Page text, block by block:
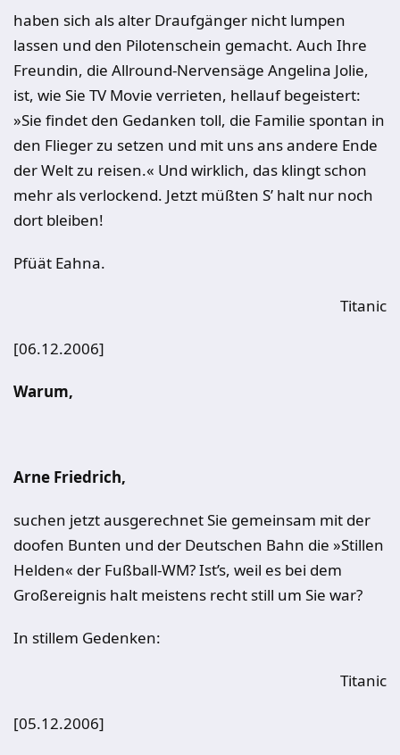
haben sich als alter Draufgänger nicht lumpen
lassen und den Pilotenschein gemacht. Auch Ihre
Freundin, die Allround-Nervensäge Angelina Jolie,
ist, wie Sie TV Movie verrieten, hellauf begeistert:
»Sie findet den Gedanken toll, die Familie spontan in
den Flieger zu setzen und mit uns ans andere Ende
der Welt zu reisen.« Und wirklich, das klingt schon
mehr als verlockend. Jetzt müßten S’ halt nur noch
dort bleiben!
Pfüät Eahna.
Titanic
[06.12.2006]
Warum,
Arne Friedrich,
suchen jetzt ausgerechnet Sie gemeinsam mit der
doofen Bunten und der Deutschen Bahn die »Stillen
Helden« der Fußball-WM? Ist’s, weil es bei dem
Großereignis halt meistens recht still um Sie war?
In stillem Gedenken:
Titanic
[05.12.2006]